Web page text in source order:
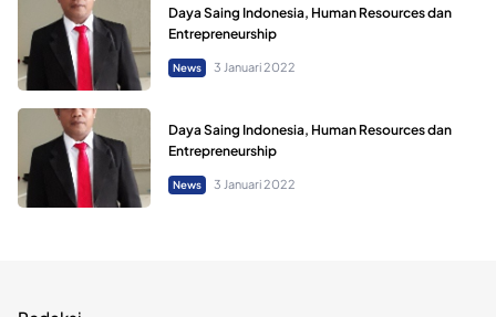
Daya Saing Indonesia, Human Resources dan
Entrepreneurship
News 3 Januari 2022
Daya Saing Indonesia, Human Resources dan
Entrepreneurship
News 3 Januari 2022